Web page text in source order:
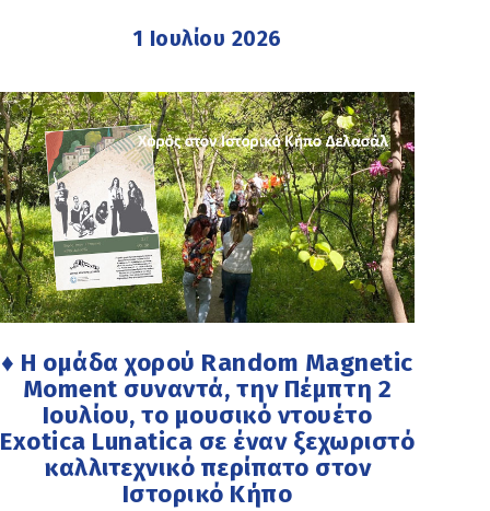
1 Ιουλίου 2026
♦ Η ομάδα χορού Random Magnetic
Moment συναντά, την Πέμπτη 2
Ιουλίου, το μουσικό ντουέτο
Exotica Lunatica σε έναν ξεχωριστό
καλλιτεχνικό περίπατο στον
Ιστορικό Κήπο